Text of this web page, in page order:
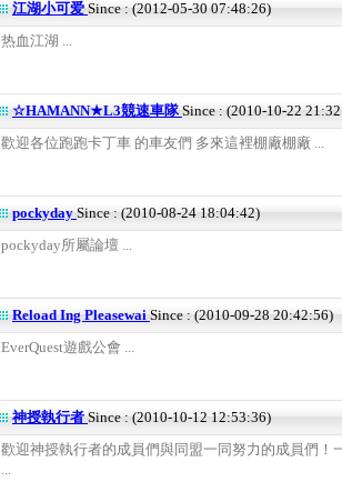
江湖小可爱 Since : (2012-05-30 07:48:26)
热血江湖 ...
☆HAMANN★L3競速車隊Since : (2010-10-22
歡迎各位跑跑卡丁車 的車友們 多來這裡棚廠棚廠 ...
pockyday Since : (2010-08-24 18:04:42)
pockyday所屬論壇 ...
Reload Ing Pleasewai Since : (2010-09-28 20:42:56)
EverQuest遊戲公會 ...
神授執行者 Since : (2010-10-12 12:53:36)
歡迎神授執行者的成員們與同盟一同努力的成員們！
...